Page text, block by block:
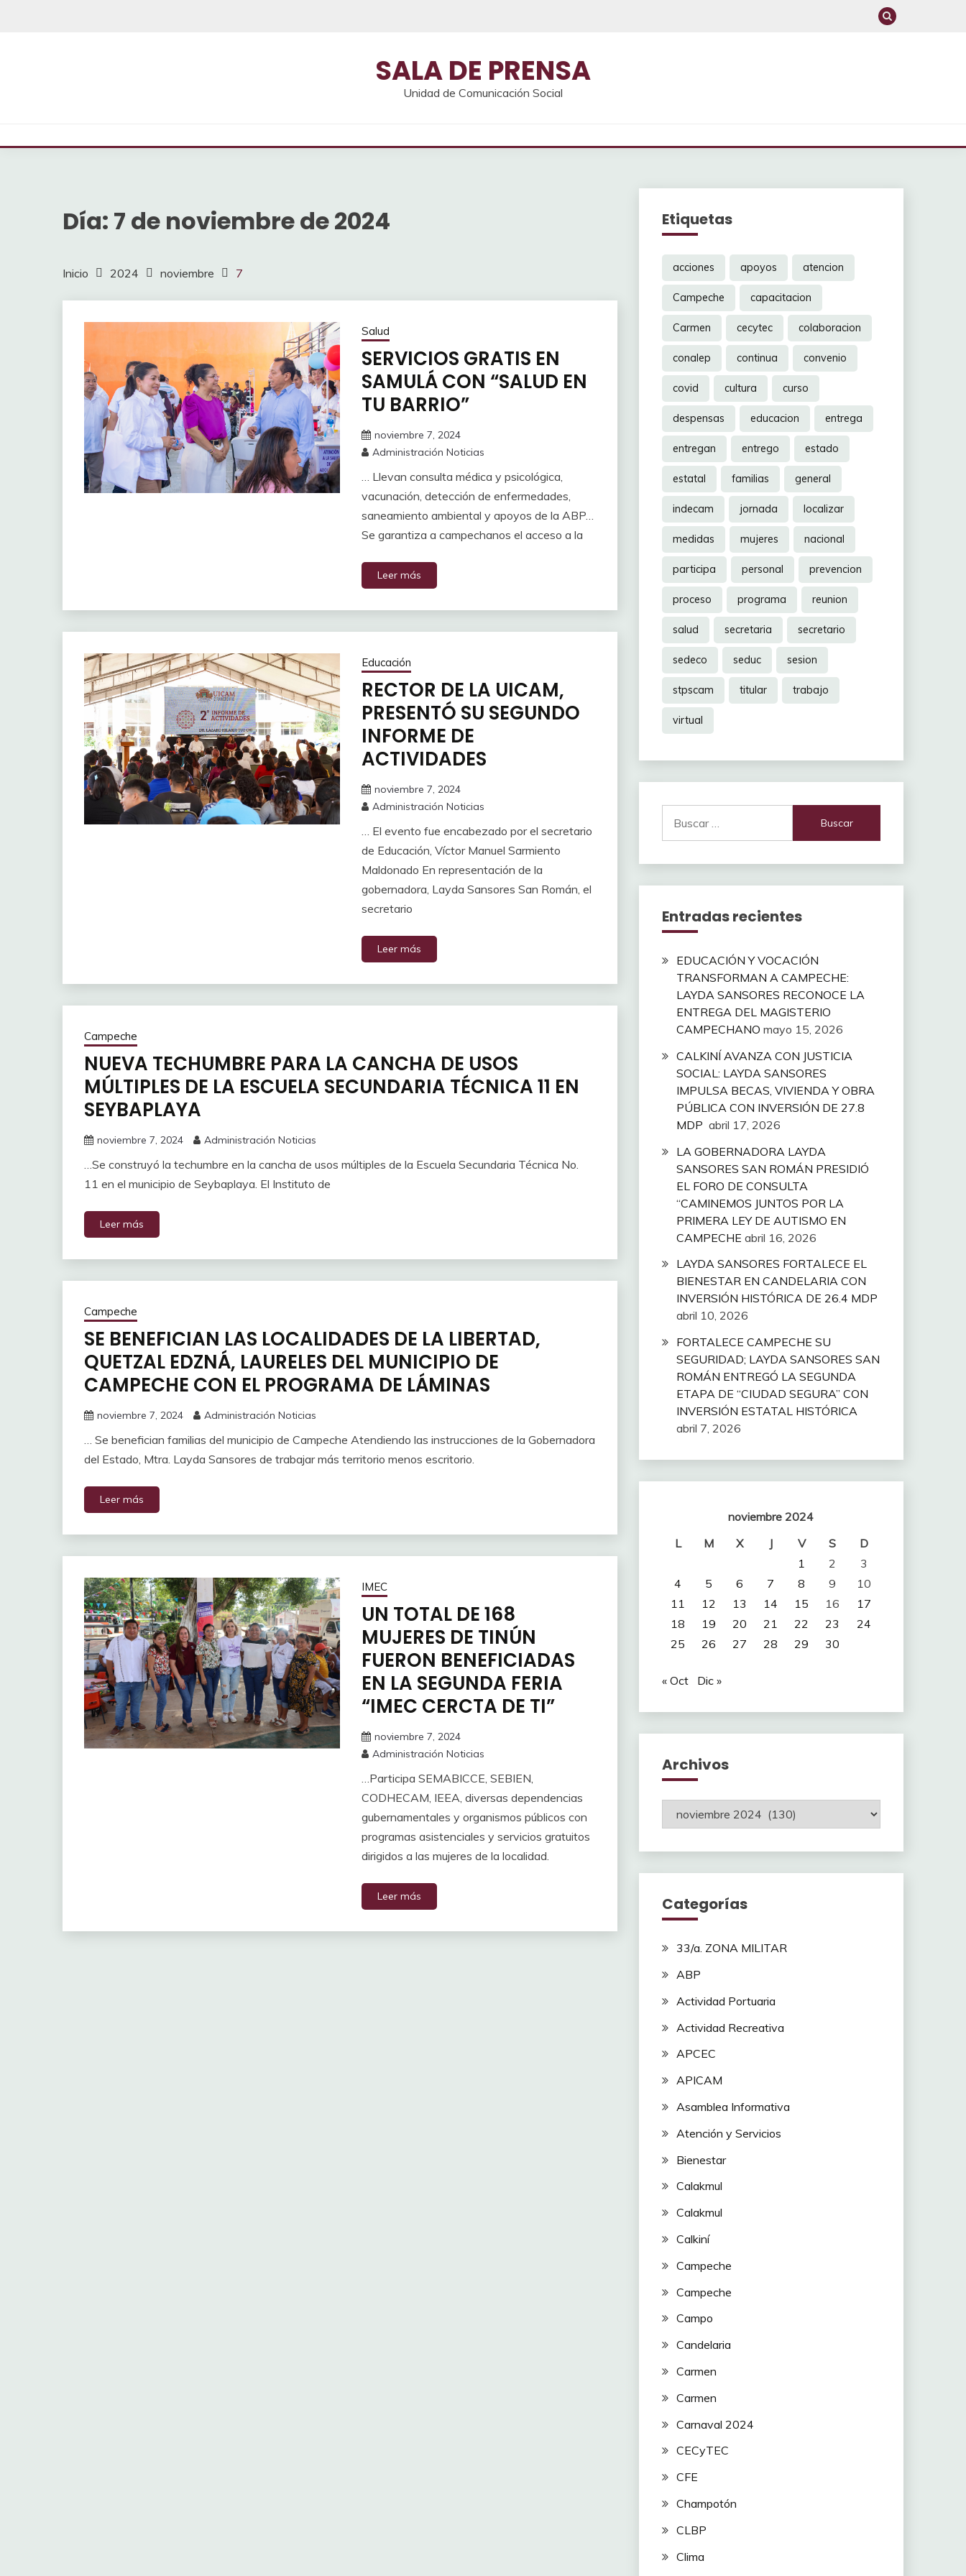
SALA DE PRENSA
Unidad de Comunicación Social
Día: 7 de noviembre de 2024
Inicio 2024 noviembre 7
Salud
SERVICIOS GRATIS EN
SAMULÁ CON “SALUD EN
TU BARRIO”
noviembre 7, 2024
Administración Noticias
… Llevan consulta médica y psicológica,
vacunación, detección de enfermedades,
saneamiento ambiental y apoyos de la ABP…
Se garantiza a campechanos el acceso a la
Leer más
Educación
RECTOR DE LA UICAM,
PRESENTÓ SU SEGUNDO
INFORME DE
ACTIVIDADES
noviembre 7, 2024
Administración Noticias
… El evento fue encabezado por el secretario
de Educación, Víctor Manuel Sarmiento
Maldonado En representación de la
gobernadora, Layda Sansores San Román, el
secretario
Leer más
Campeche
NUEVA TECHUMBRE PARA LA CANCHA DE USOS
MÚLTIPLES DE LA ESCUELA SECUNDARIA TÉCNICA 11 EN
SEYBAPLAYA
noviembre 7, 2024 Administración Noticias
…Se construyó la techumbre en la cancha de usos múltiples de la Escuela Secundaria Técnica No.
11 en el municipio de Seybaplaya. El Instituto de
Leer más
Campeche
SE BENEFICIAN LAS LOCALIDADES DE LA LIBERTAD,
QUETZAL EDZNÁ, LAURELES DEL MUNICIPIO DE
CAMPECHE CON EL PROGRAMA DE LÁMINAS
noviembre 7, 2024 Administración Noticias
… Se benefician familias del municipio de Campeche Atendiendo las instrucciones de la Gobernadora
del Estado, Mtra. Layda Sansores de trabajar más territorio menos escritorio.
Leer más
IMEC
UN TOTAL DE 168
MUJERES DE TINÚN
FUERON BENEFICIADAS
EN LA SEGUNDA FERIA
“IMEC CERCTA DE TI”
noviembre 7, 2024
Administración Noticias
…Participa SEMABICCE, SEBIEN,
CODHECAM, IEEA, diversas dependencias
gubernamentales y organismos públicos con
programas asistenciales y servicios gratuitos
dirigidos a las mujeres de la localidad.
Leer más
Etiquetas
acciones apoyos atencion
Campeche capacitacion
Carmen cecytec colaboracion
conalep continua convenio
covid cultura curso
despensas educacion entrega
entregan entrego estado
estatal familias general
indecam jornada localizar
medidas mujeres nacional
participa personal prevencion
proceso programa reunion
salud secretaria secretario
sedeco seduc sesion
stpscam titular trabajo
virtual
Entradas recientes
EDUCACIÓN Y VOCACIÓN
TRANSFORMAN A CAMPECHE:
LAYDA SANSORES RECONOCE LA
ENTREGA DEL MAGISTERIO
CAMPECHANO mayo 15, 2026
CALKINÍ AVANZA CON JUSTICIA
SOCIAL: LAYDA SANSORES
IMPULSA BECAS, VIVIENDA Y OBRA
PÚBLICA CON INVERSIÓN DE 27.8
MDP abril 17, 2026
LA GOBERNADORA LAYDA
SANSORES SAN ROMÁN PRESIDIÓ
EL FORO DE CONSULTA
“CAMINEMOS JUNTOS POR LA
PRIMERA LEY DE AUTISMO EN
CAMPECHE abril 16, 2026
LAYDA SANSORES FORTALECE EL
BIENESTAR EN CANDELARIA CON
INVERSIÓN HISTÓRICA DE 26.4 MDP
abril 10, 2026
FORTALECE CAMPECHE SU
SEGURIDAD; LAYDA SANSORES SAN
ROMÁN ENTREGÓ LA SEGUNDA
ETAPA DE “CIUDAD SEGURA” CON
INVERSIÓN ESTATAL HISTÓRICA
abril 7, 2026
noviembre 2024
L
M X J V S
D
1
2
3
4
5 6 7 8 9
10
11
12 13 14 15 16
17
18
19 20 21 22 23
24
25
26 27 28 29 30
« Oct Dic »
Archivos
Archivos
Categorías
33/a. ZONA MILITAR
ABP
Actividad Portuaria
Actividad Recreativa
APCEC
APICAM
Asamblea Informativa
Atención y Servicios
Bienestar
Calakmul
Calakmul
Calkiní
Campeche
Campeche
Campo
Candelaria
Carmen
Carmen
Carnaval 2024
CECyTEC
CFE
Champotón
CLBP
Clima